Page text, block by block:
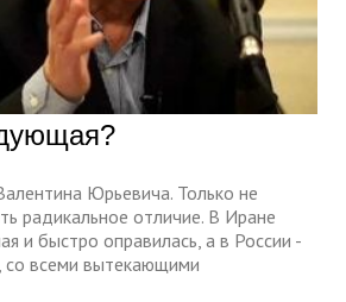
Юрьевича. Только не
радикальное отличие. В Иране
и быстро оправилась, а в России -
со всеми вытекающими